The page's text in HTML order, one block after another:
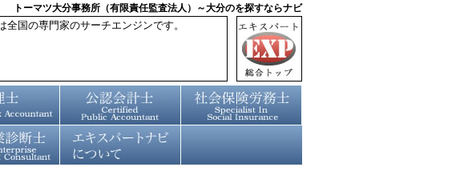
トーマツ大分事務所（有限責任監査法人）～大分のを探すならナビ
全国の専門家のサーチエンジンです。